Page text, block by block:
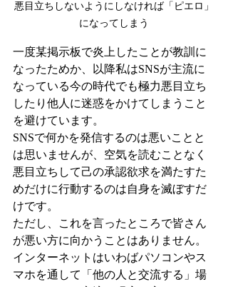
悪目立ちしないようにしなければ「ピエロ」
になってしまう
一度某掲示板で炎上したことが教訓に
なったためか、以降私はSNSが主流に
なっている今の時代でも極力悪目立ち
したり他人に迷惑をかけてしまうこと
を避けています。
SNSで何かを発信するのは悪いことと
は思いませんが、空気を読むことなく
悪目立ちして己の承認欲求を満たすた
めだけに行動するのは自身を滅ぼすだ
けです。
ただし、これを言ったところで皆さん
が悪い方に向かうことはありません。
インターネットはいわばパソコンやス
マホを通して「他の人と交流する」場